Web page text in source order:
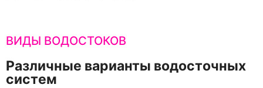
ВИДЫ ВОДОСТОКОВ
Различные варианты водосточных
систем